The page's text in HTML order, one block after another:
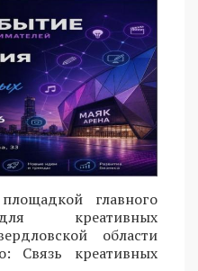
главного
креативных
области
Связь креативных